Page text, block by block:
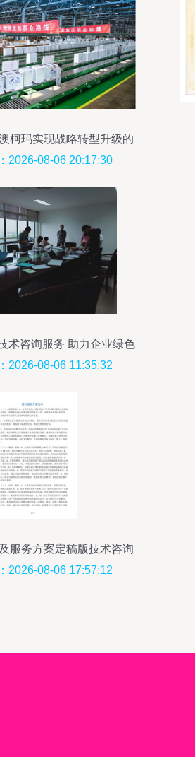
柯玛实现战略转型升级的
路径与实践意义
2026-08-06 20:17:30
术咨询服务 助力企业绿色
型的专业指南
2026-08-06 11:35:32
服务方案定稿版技术咨询
竞争力的关键支持
2026-08-06 17:57:12